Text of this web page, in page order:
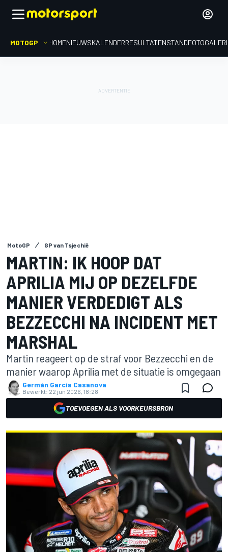
MOTOGP HOMENIEUWSKALENDERRESULTATENSTAND
MotoGP GP van Tsjechië
MARTIN: IK HOOP DAT
APRILIA MIJ OP DEZELFDE
MANIER VERDEDIGT ALS
BEZZECCHI NA INCIDENT MET
MARSHAL
Martin reageert op de straf voor Bezzecchi en de
manier waarop Aprilia met de situatie is omgegaan
Germán Garcia Casanova
Bewerkt: 22 jun 2026, 18:28
TOEVOEGEN ALS VOORKEURSBRON